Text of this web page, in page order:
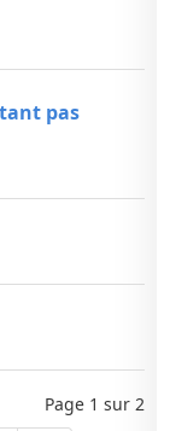
pas
Page 1 sur 2